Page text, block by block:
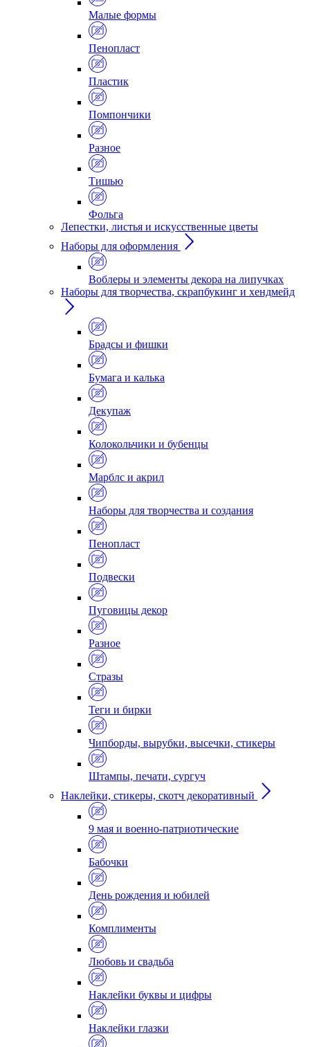
Малые формы
Пенопласт
Пластик
Помпончики
Разное
Тишью
Фольга
Лепестки, листья и искусственные цветы
Наборы для оформления
Воблеры и элементы декора на липучках
Наборы для творчества, скрапбукинг и хендмейд
Брадсы и фишки
Бумага и калька
Декупаж
Колокольчики и бубенцы
Марблс и акрил
Наборы для творчества и создания
Пенопласт
Подвески
Пуговицы декор
Разное
Стразы
Теги и бирки
Чипборды, вырубки, высечки, стикеры
Штампы, печати, сургуч
Наклейки, стикеры, скотч декоративный
9 мая и военно-патриотические
Бабочки
День рождения и юбилей
Комплименты
Любовь и свадьба
Наклейки буквы и цифры
Наклейки глазки